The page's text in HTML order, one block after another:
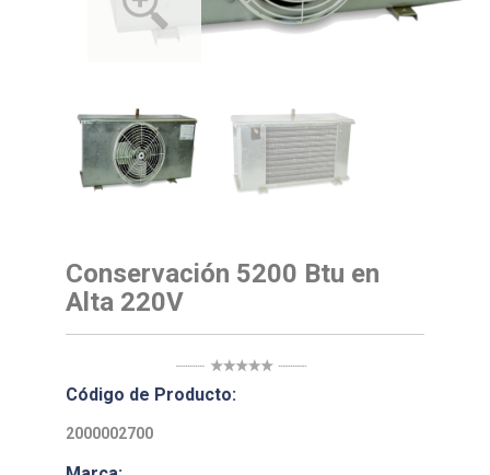
Conservación 5200 Btu en
Alta 220V
Código de Producto:
2000002700